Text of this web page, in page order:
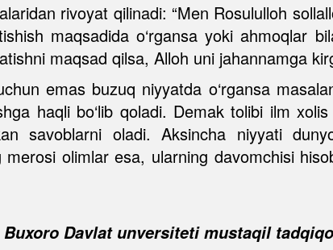
rivoyat qilinadi: “Men Rosululloh
maqsadida o‘rgansa yoki ahmoqlar
maqsad qilsa, Alloh uni jahannamga
emas buzuq niyyatda o‘rgansa
haqli bo‘lib qoladi. Demak tolibi ilm
savoblarni oladi. Aksincha niyyati
merosi olimlar esa, ularning davomchisi
Buxoro Davlat unversiteti mustaqil